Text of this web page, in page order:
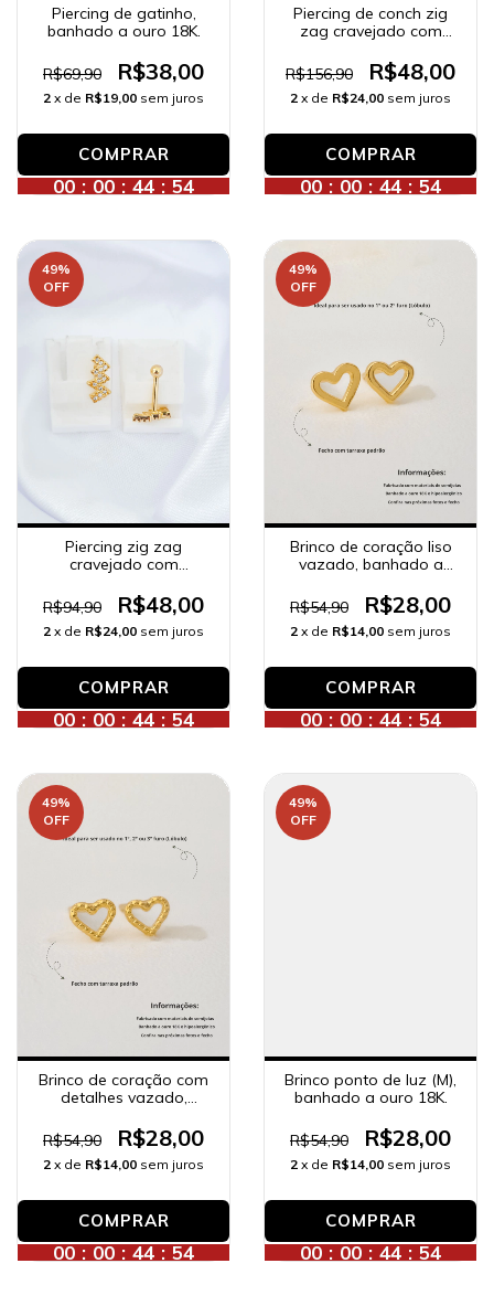
Piercing de gatinho,
banhado a ouro 18K.
R$69,90 R$38,00
2 x de R$19,00 sem juros
00 : 00 : 44 : 52
Piercing de conch zig
zag cravejado com
ouro 18K.
R$156,90 R$48,00
2 x de R$24,00 sem juros
COMPRAR
00 : 00 : 44 : 52
49%
OFF
Piercing zig zag
cravejado com
ouro 18K.
R$94,90 R$48,00
2 x de R$24,00 sem juros
COMPRAR
00 : 00 : 44 : 52
49%
OFF
Brinco de coração liso
vazado, banhado a
R$54,90
R$28,00
2 x de R$14,00 sem juros
00 : 00 : 44 : 52
49%
OFF
Brinco de coração com
detalhes vazado,
R$54,90
R$28,00
2 x de R$14,00 sem juros
00 : 00 : 44 : 52
49%
OFF
Brinco ponto de luz (M),
banhado a ouro 18K.
R$54,90 R$28,00
2 x de R$14,00 sem juros
00 : 00 : 44 : 52